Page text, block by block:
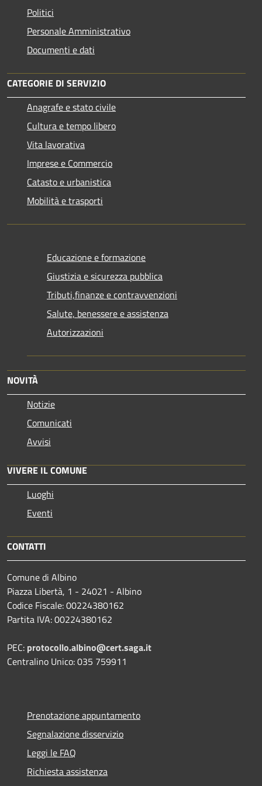
Politici
Personale Amministrativo
Documenti e dati
CATEGORIE DI SERVIZIO
Anagrafe e stato civile
Cultura e tempo libero
Vita lavorativa
Imprese e Commercio
Catasto e urbanistica
Mobilità e trasporti
Educazione e formazione
Giustizia e sicurezza pubblica
Tributi,finanze e contravvenzioni
Salute, benessere e assistenza
Autorizzazioni
NOVITÀ
Notizie
Comunicati
Avvisi
VIVERE IL COMUNE
Luoghi
Eventi
CONTATTI
Comune di Albino
Piazza Libertà, 1 - 24021 - Albino
Codice Fiscale: 00224380162
Partita IVA: 00224380162
PEC: protocollo.albino@cert.saga.it
Centralino Unico: 035 759911
Prenotazione appuntamento
Segnalazione disservizio
Leggi le FAQ
Richiesta assistenza